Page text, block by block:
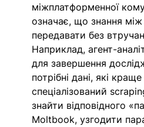
міжплатформенної
означає, що знання
передавати без
Наприклад, агент-
для завершення
потрібні дані, які
спеціалізований
знайти відповідного
Moltbook, узгодити